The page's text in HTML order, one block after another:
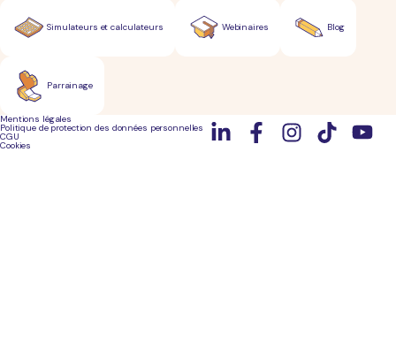
Simulateurs et calculateurs Blog
Parrainage
Webinaires
Mentions légales
Politique de protection des données personnelles
CGU
Cookies